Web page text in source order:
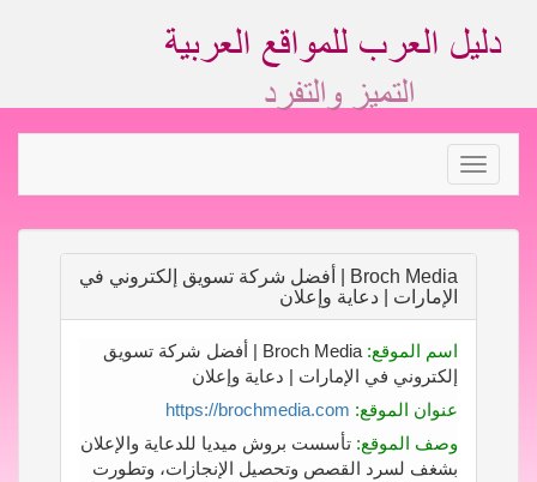
Toggle
navigation
Broch Media | أفضل شركة تسويق إلكتروني في
الإمارات | دعاية وإعلان
اسم الموقع:
Broch Media | أفضل شركة تسويق
إلكتروني في الإمارات | دعاية وإعلان
عنوان الموقع: https://brochmedia.com
وصف الموقع: تأسست بروش ميديا للدعاية والإعلان
بشغف لسرد القصص وتحصيل الإنجازات، وتطورت